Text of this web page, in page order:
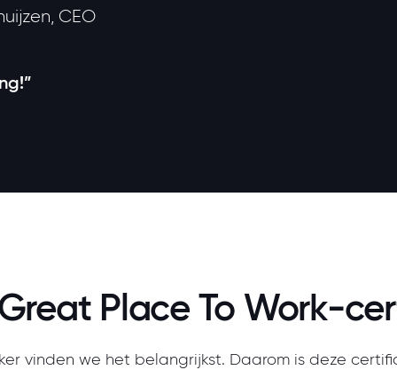
CEO
Place To Work-
vinden we het belangrijkst. Daarom is deze